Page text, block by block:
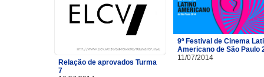
Relação de aprovados Turma
7
9º Festival de Cinema
Americano de São Paulo
11/07/2014